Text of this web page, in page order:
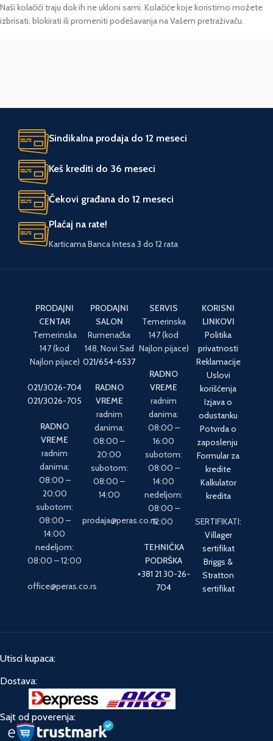
Naši kolačići traju dok ih ne ukloni sami. Kolačiće koje koristimo možete
izbrisati, blokirati ili promeniti podešavanja na Vašem pretraživaču.
Sindikalna prodaja do 12 meseci
Keš krediti do 36 meseci
Čekovi građana do 12 meseci
Plaćaj na rate!
Karticama Banca Intesa 3 do 12 rata
PRODAJNI
CENTAR
Temerinska
147 (kod
Najlon pijace)
021/3026-704
021/3026-705
RADNO
VREME
radnim
danima:
08:00 –
20:00
subotom:
08:00 –
14:00
nedeljom:
08:00 – 12:00
office@peras.co.rs
PRODAJNI
SALON
Rumenačka
148, Novi Sad
021/654-6537
RADNO
VREME
radnim
danima:
08:00 –
20:00
subotom:
08:00 –
14:00
prodaja@peras.co.rs
SERVIS
Temerinska
147 (kod
Najlon pijace)
RADNO
VREME
radnim
danima:
08:00 –
16:00
subotom:
08:00 –
14:00
nedeljom:
08:00 –
12:00
TEHNIČKA
PODRŠKA
+381 21 30-26-
704
KORISNI
LINKOVI
Politika
privatnosti
Reklamacije
Uslovi
korišćenja
Izjava o
odustanku
Potvrda o
zaposlenju
Formular za
kredite
Kalkulator
kredita
SERTIFIKATI:
Villager
sertifikat
Briggs &
Stratton
sertifikat
Utisci kupaca:
Dostava:
Sajt od poverenja: